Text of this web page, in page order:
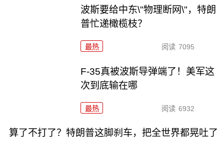
波斯要给中东\"物理断网\"，特朗
普忙递橄榄枝？
最热 阅读 7095
F-35真被波斯导弹端了！美军这
次到底输在哪
最热 阅读 6932
算了不打了？特朗普这脚刹车，把全世界都晃吐了